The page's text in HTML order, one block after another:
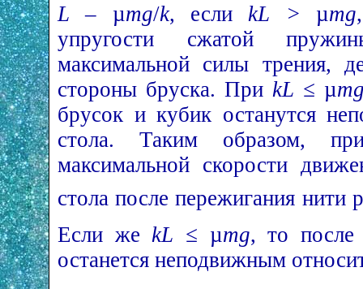
L – µmg/k, если kL > µmg
упругости сжатой
максимальной силы трения,
стороны бруска. При kL ≤ µ
брусок и кубик останутся
стола. Таким образом,
максимальной скорости
стола после пережигания нити
Если же kL ≤ µmg, то после
останется неподвижным